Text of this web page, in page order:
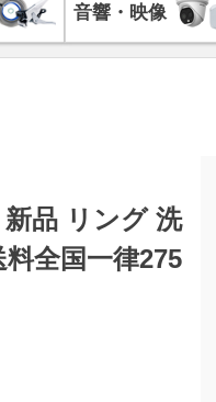
音響・映像
品 リング 洗
全国一律275